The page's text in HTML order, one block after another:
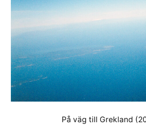
På väg till Grekland